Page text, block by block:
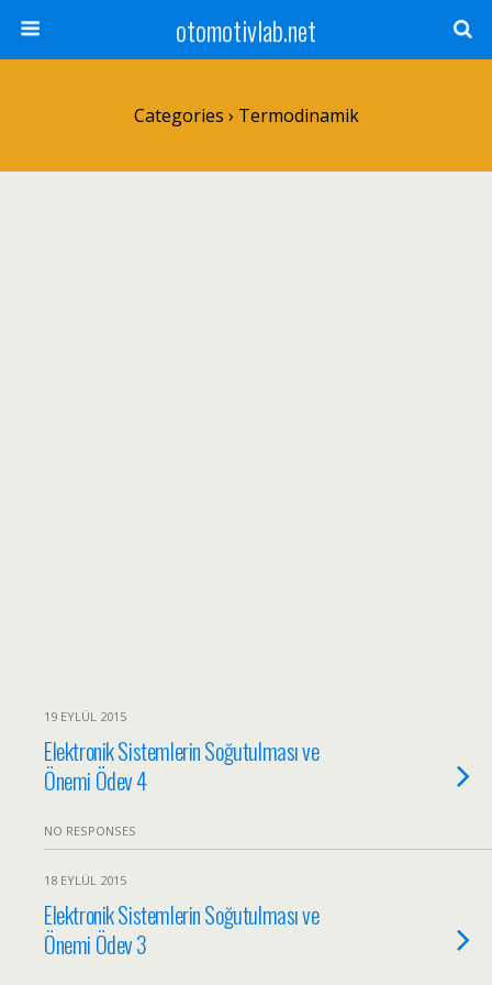
otomotivlab.net
Categories › Termodinamik
19 EYLÜL 2015
Elektronik Sistemlerin Soğutulması ve
Önemi Ödev 4
NO RESPONSES
18 EYLÜL 2015
Elektronik Sistemlerin Soğutulması ve
Önemi Ödev 3